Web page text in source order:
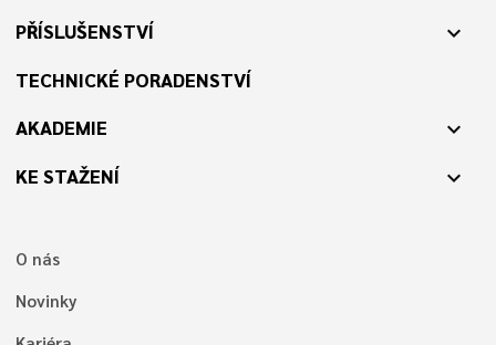
PŘÍSLUŠENSTVÍ expand_more
TECHNICKÉ PORADENSTVÍ
AKADEMIE
expand_more
KE STAŽENÍ expand_more
O nás
Novinky